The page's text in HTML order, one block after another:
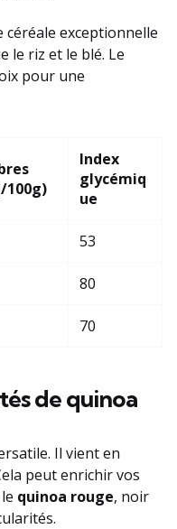
céréale exceptionnelle
le riz et le blé. Le
pour une
100g)
Index
glycémiq
ue
53
80
70
de quinoa
Il vient en
peut enrichir vos
quinoa rouge, noir